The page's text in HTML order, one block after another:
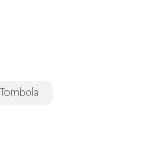
Tombola